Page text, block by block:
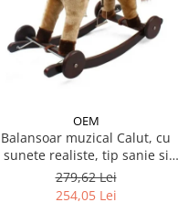
OEM
Balansoar muzical Calut, cu
sunete realiste, tip sanie si
roti - Crem
279,62 Lei
254,05 Lei